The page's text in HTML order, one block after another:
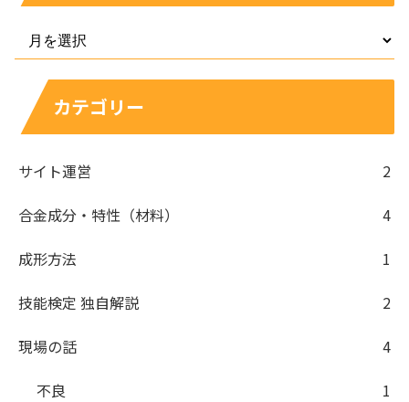
カテゴリー
サイト運営
2
合金成分・特性（材料）
4
成形方法
1
技能検定 独自解説
2
現場の話
4
不良
1